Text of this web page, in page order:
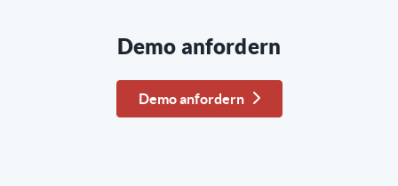
Demo anfordern
Demo anfordern